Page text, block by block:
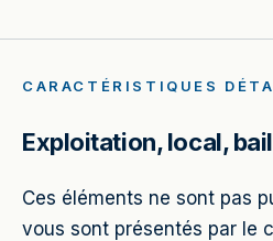
CARACTÉRISTIQUES
Exploitation, local, bail
Ces éléments ne sont pas
vous sont présentés par le